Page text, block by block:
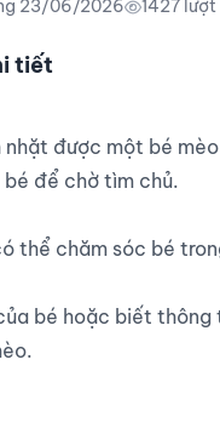
23/06/2026 1427 lượt
tiết
bé để chờ tìm chủ.
thể chăm sóc bé
bé hoặc biết thông